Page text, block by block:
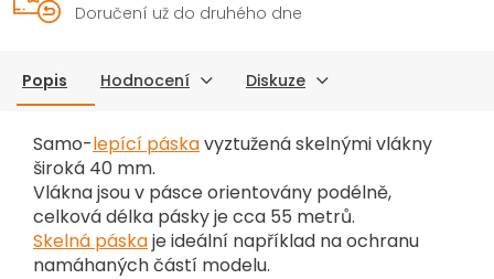
Doručení už do druhého dne
Popis Hodnocení Diskuze
Samo-lepící páskavyztužená skelnými vlákny
široká 40 mm.
Vlákna jsou v pásce orientovány podélně,
celková délka pásky je cca 55 metrů.
Skelná páskaje ideální například na ochranu
namáhaných částí modelu.